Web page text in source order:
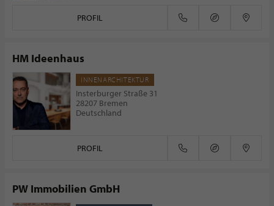
PROFIL
HM Ideenhaus
INNENARCHITEKTUR
Insterburger Straße 31
28207 Bremen
Deutschland
PROFIL
PW Immobilien GmbH